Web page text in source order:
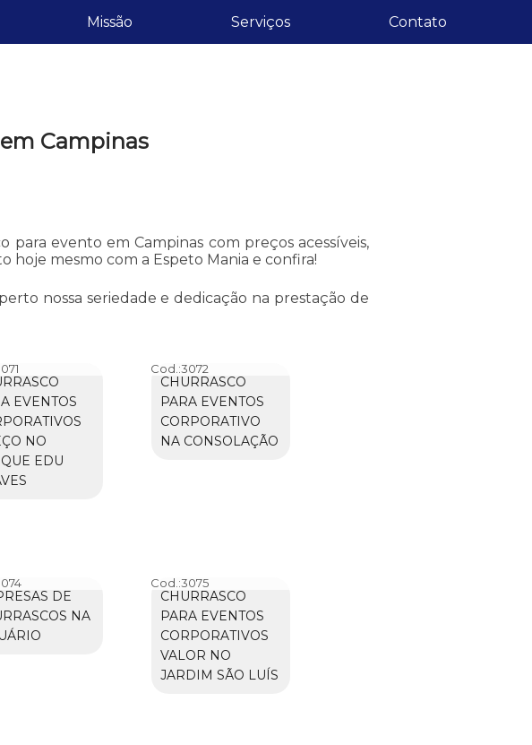
Missão Serviços Contato
Campinas
para evento em Campinas com preços acessíveis,
mesmo com a Espeto Mania e confira!
nossa seriedade e dedicação na prestação de
EVENTOS
NO
EDU
Cod.:3072
CHURRASCO
PARA EVENTOS
CORPORATIVO
NA CONSOLAÇÃO
DE
NA
Cod.:3075
CHURRASCO
PARA EVENTOS
CORPORATIVOS
VALOR NO
JARDIM SÃO LUÍS